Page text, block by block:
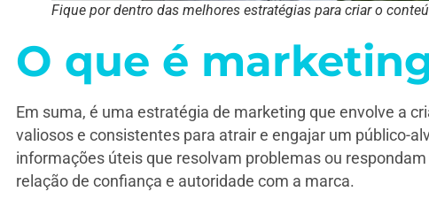
Fique por dentro das melhores estratégias para criar o
O que é
Em suma, é uma estratégia de marketing que envolve a
valiosos e consistentes para atrair e engajar um público-
informações úteis que resolvam problemas ou
relação de confiança e autoridade com a marca.